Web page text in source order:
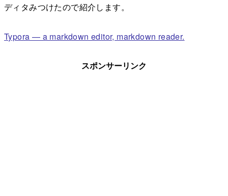
ディタみつけたので紹介します。
Typora — a markdown editor, markdown reader.
スポンサーリンク